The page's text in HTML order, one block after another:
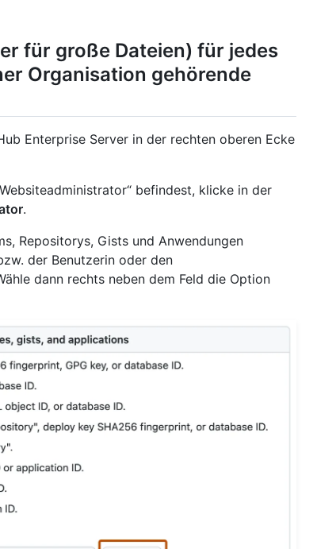
für große Dateien) für jedes
Organisation gehörende
Enterprise Server in der rechten oberen Ecke
befindest, klicke in der
.
Repositorys, Gists und Anwendungen
der Benutzerin oder den
dann rechts neben dem Feld die Option